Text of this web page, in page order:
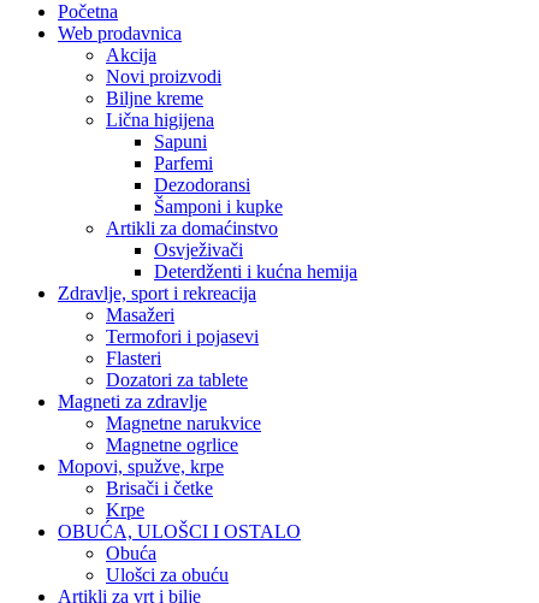
Početna
Web prodavnica
Akcija
Novi proizvodi
Biljne kreme
Lična higijena
Sapuni
Parfemi
Dezodoransi
Šamponi i kupke
Artikli za domaćinstvo
Osvježivači
Deterdženti i kućna hemija
Zdravlje, sport i rekreacija
Masažeri
Termofori i pojasevi
Flasteri
Dozatori za tablete
Magneti za zdravlje
Magnetne narukvice
Magnetne ogrlice
Mopovi, spužve, krpe
Brisači i četke
Krpe
OBUĆA, ULOŠCI I OSTALO
Obuća
Ulošci za obuću
Artikli za vrt i bilje